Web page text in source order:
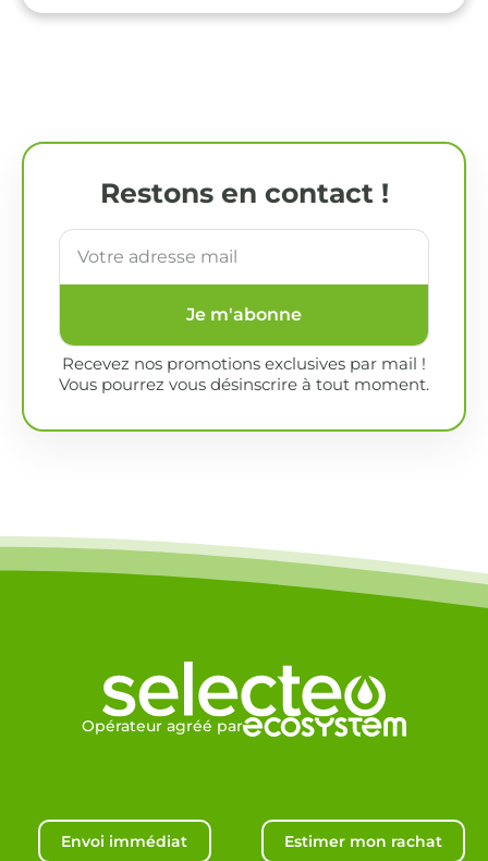
Restons en contact !
Je m'abonne
Recevez nos promotions exclusives par mail !
Vous pourrez vous désinscrire à tout moment.
Opérateur agréé par
Envoi immédiat Estimer mon rachat